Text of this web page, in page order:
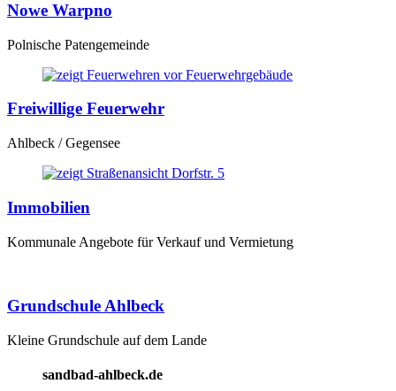
Nowe Warpno
Polnische Patengemeinde
Freiwillige Feuerwehr
Ahlbeck / Gegensee
Immobilien
Kommunale Angebote für Verkauf und Vermietung
Grundschule Ahlbeck
Kleine Grundschule auf dem Lande
sandbad-ahlbeck.de